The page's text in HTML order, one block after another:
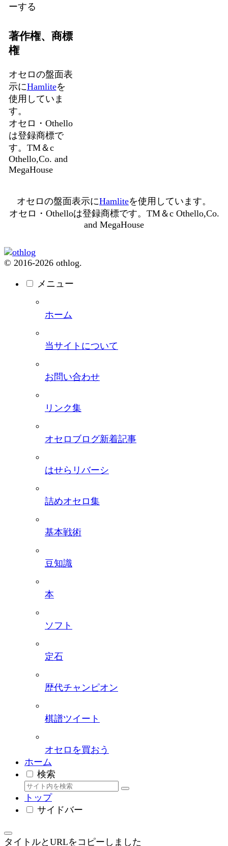
ーする
著作権、商標
権
オセロの盤面表
示にHamliteを
使用していま
す。
オセロ・Othello
は登録商標で
す。TM＆c
Othello,Co. and
MegaHouse
オセロの盤面表示にHamliteを使用しています。
オセロ・Othelloは登録商標です。TM＆c Othello,Co.
and MegaHouse
© 2016-2026 othlog.
メニュー
ホーム
当サイトについて
お問い合わせ
リンク集
オセロブログ新着記事
はせらリバーシ
詰めオセロ集
基本戦術
豆知識
本
ソフト
定石
歴代チャンピオン
棋譜ツイート
オセロを買おう
ホーム
検索
トップ
サイドバー
タイトルとURLをコピーしました